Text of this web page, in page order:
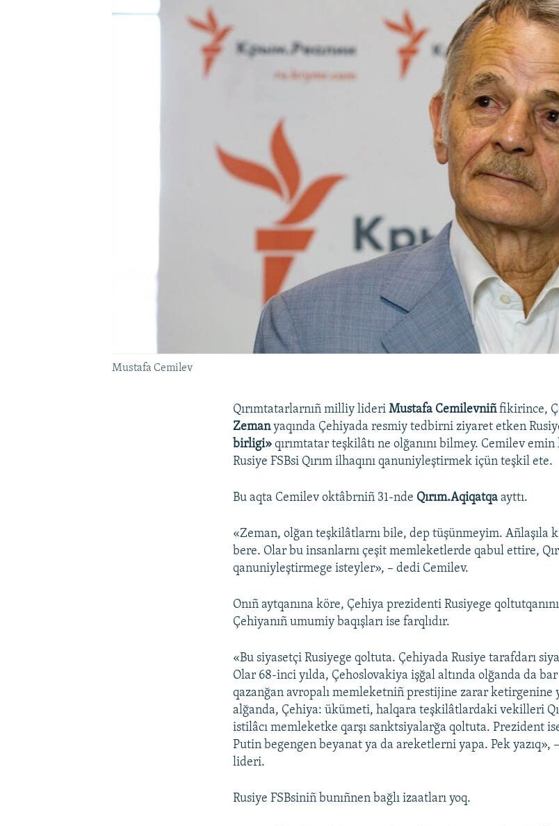
Mustafa Cemilev
Qırımtatarlarnıñ milliy lideriMustafa Cemilevniñfikirince,
Zemanyaqında Çehiyada resmiy tedbirni ziyaret etken
birligi»qırımtatar teşkilâtı ne olğanını bilmey. Cemilev
Rusiye FSBsi Qırım ilhaqını qanuniyleştirmek içün teşkil ete.
Bu aqta Cemilev oktâbrniñ 31-nde Qırım.Aqiqatqaayttı.
«Zeman, olğan teşkilâtlarnı bile, dep tüşünmeyim. Añlaşıla
bere. Olar bu insanlarnı çeşit memleketlerde qabul ettire,
qanuniyleştirmege isteyler», – dedi Cemilev.
Onıñ aytqanına köre, Çehiya prezidenti Rusiyege
Çehiyanıñ umumiy baqışları ise farqlıdır.
«Bu siyasetçi Rusiyege qoltuta. Çehiyada Rusiye tarafdarı
Olar 68-inci yılda, Çehoslovakiya işğal altında olğanda da
qazanğan avropalı memleketniñ prestijine zarar ketirgenine
alğanda, Çehiya: ükümeti, halqara teşkilâtlardaki vekilleri
istilâcı memleketke qarşı sanktsiyalarğa qoltuta. Prezident
Putin begengen beyanat ya da areketlerni yapa. Pek yazıq»,
lideri.
Rusiye FSBsiniñ bunıñnen bağlı izaatları yoq.